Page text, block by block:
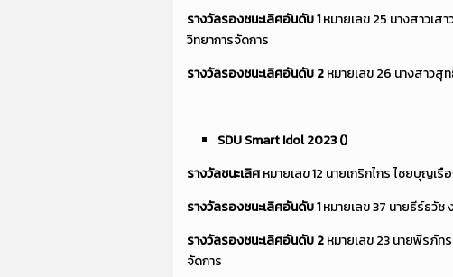
รางวัลรองชนะเลิศอันดับ1หมายเลข 25 นางสาวเ
วิทยาการจัดการ
รางวัลรองชนะเลิศอันดับ2หมายเลข 26 นางสาวสุ
SDU Smart Idol 2023 ()
รางวัลชนะเลิศหมายเลข 12 นายเกริกไกร ไชยบุญ
รางวัลรองชนะเลิศอันดับ1หมายเลข 37 นายธีร์ธวั
รางวัลรองชนะเลิศอันดับ2หมายเลข 23 นายพีรภัท
จัดการ